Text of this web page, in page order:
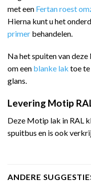
met een Fertan roest
Hierna kunt u het
primer behandelen.
Na het spuiten van
om een blanke lak toe te
glans.
Levering Motip
Deze Motip lak in RAL
spuitbus en is ook
ANDERE